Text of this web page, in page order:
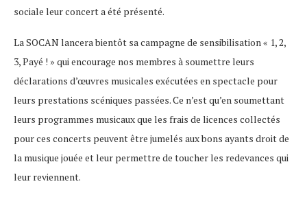
sociale leur concert a été présenté.
La SOCAN lancera bientôt sa campagne de sensibilisation « 1, 2,
3, Payé ! » qui encourage nos membres à soumettre leurs
déclarations d’œuvres musicales exécutées en spectacle pour
leurs prestations scéniques passées. Ce n’est qu’en soumettant
leurs programmes musicaux que les frais de licences collectés
pour ces concerts peuvent être jumelés aux bons ayants droit de
la musique jouée et leur permettre de toucher les redevances qui
leur reviennent.